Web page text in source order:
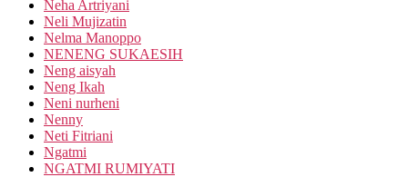
Neha Artriyani
Neli Mujizatin
Nelma Manoppo
NENENG SUKAESIH
Neng aisyah
Neng Ikah
Neni nurheni
Nenny
Neti Fitriani
Ngatmi
NGATMI RUMIYATI